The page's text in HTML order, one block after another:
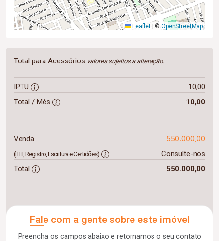
Leaflet | © OpenStreetMap
Total para Acessórios valores sujeitos a alteração.
IPTU
10,00
Total / Mês
10,00
Venda 550.000,00
(ITBI, Registro, Escritura e Certidões)
Consulte-nos
Total
550.000,00
Fale com a gente sobre este imóvel
Preencha os campos abaixo e retornamos o seu contato